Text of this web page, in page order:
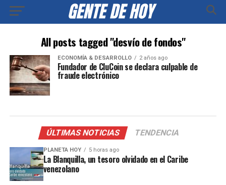
All posts tagged "desvío de fondos"
ECONOMÍA & DESARROLLO 2 años ago
Fundador de CluCoin se declara culpable de
fraude electrónico
ÚLTIMAS NOTICIAS TENDENCIA
PLANETA HOY 5 horas ago
La Blanquilla, un tesoro olvidado en el Caribe
venezolano